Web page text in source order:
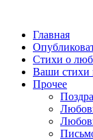
Главная
Стихи о
Ваши стихи
Прочее